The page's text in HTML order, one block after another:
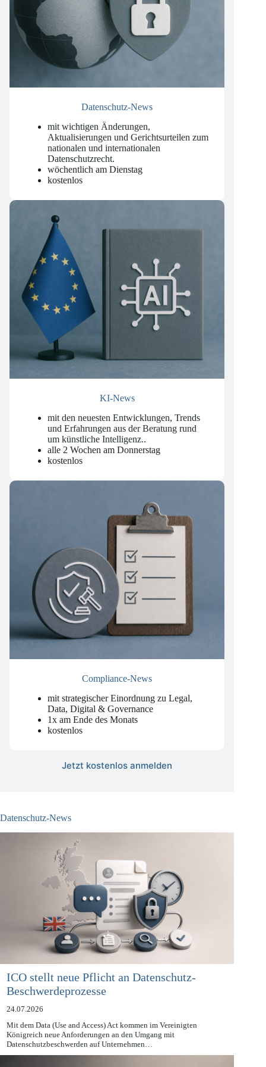
Datenschutz-News
mit wichtigen Änderungen,
Aktualisierungen und Gerichtsurteilen zum
nationalen und internationalen
Datenschutzrecht.
wöchentlich am Dienstag
mit den neuesten Entwicklungen, Trends
und Erfahrungen aus der Beratung rund
um künstliche Intelligenz..
alle 2 Wochen am Donnerstag
mit strategischer Einordnung zu Legal,
Data, Digital & Governance
1x am Ende des Monats
Datenschutz-News
ICO stellt neue Pflicht an Datenschutz-
Beschwerdeprozesse
24.07.2026
Mit dem Data (Use and Access) Act kommen im Vereinigten
Königreich neue Anforderungen an den Umgang mit
Datenschutzbeschwerden auf Unternehmen…